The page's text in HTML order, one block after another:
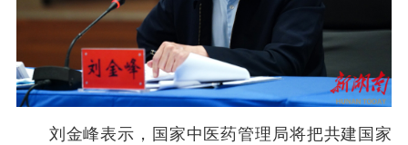
刘金峰表示，国家中医药管理局将把共建国家